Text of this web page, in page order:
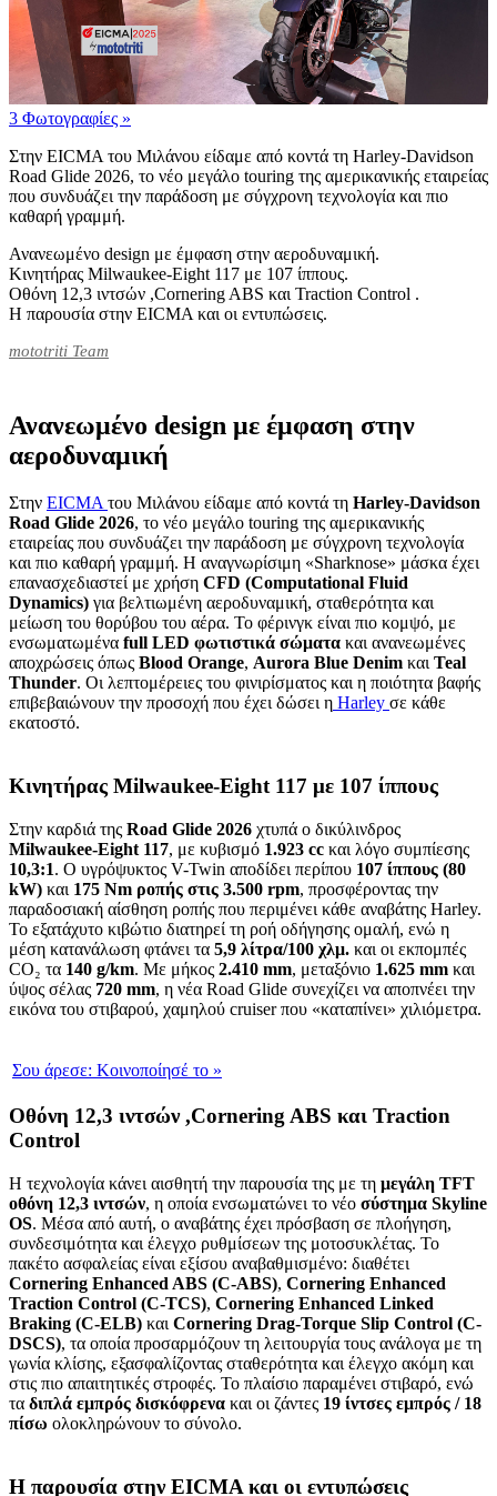
3 Φωτογραφίες »
Στην EICMA του Μιλάνου είδαμε από κοντά τη Harley-Davidson
Road Glide 2026, το νέο μεγάλο touring της αμερικανικής εταιρείας
που συνδυάζει την παράδοση με σύγχρονη τεχνολογία και πιο
καθαρή γραμμή.
Ανανεωμένο design με έμφαση στην αεροδυναμική.
Κινητήρας Milwaukee-Eight 117 με 107 ίππους.
Οθόνη 12,3 ιντσών ,Cornering ABS και Traction Control .
Η παρουσία στην EICMA και οι εντυπώσεις.
mototriti Team
Ανανεωμένο design με έμφαση στην
αεροδυναμική
Στην EICMA του Μιλάνου είδαμε από κοντά τη Harley-Davidson
Road Glide 2026, το νέο μεγάλο touring της αμερικανικής
εταιρείας που συνδυάζει την παράδοση με σύγχρονη τεχνολογία
και πιο καθαρή γραμμή. Η αναγνωρίσιμη «Sharknose» μάσκα έχει
επανασχεδιαστεί με χρήση CFD (Computational Fluid
Dynamics) για βελτιωμένη αεροδυναμική, σταθερότητα και
μείωση του θορύβου του αέρα. Το φέρινγκ είναι πιο κομψό, με
ενσωματωμένα full LED φωτιστικά σώματα και ανανεωμένες
αποχρώσεις όπως Blood Orange, Aurora Blue Denim και Teal
Thunder. Οι λεπτομέρειες του φινιρίσματος και η ποιότητα βαφής
επιβεβαιώνουν την προσοχή που έχει δώσει η Harley σε κάθε
εκατοστό.
Κινητήρας Milwaukee-Eight 117 με 107 ίππους
Στην καρδιά της Road Glide 2026 χτυπά ο δικύλινδρος
Milwaukee-Eight 117, με κυβισμό 1.923 cc και λόγο συμπίεσης
10,3:1. Ο υγρόψυκτος V-Twin αποδίδει περίπου 107 ίππους (80
kW) και 175 Nm ροπής στις 3.500 rpm, προσφέροντας την
παραδοσιακή αίσθηση ροπής που περιμένει κάθε αναβάτης Harley.
Το εξατάχυτο κιβώτιο διατηρεί τη ροή οδήγησης ομαλή, ενώ η
μέση κατανάλωση φτάνει τα 5,9 λίτρα/100 χλμ. και οι εκπομπές
CO₂ τα 140 g/km. Με μήκος 2.410 mm, μεταξόνιο 1.625 mm και
ύψος σέλας 720 mm, η νέα Road Glide συνεχίζει να αποπνέει την
εικόνα του στιβαρού, χαμηλού cruiser που «καταπίνει» χιλιόμετρα.
Σου άρεσε: Κοινοποίησέ το »
Οθόνη 12,3 ιντσών ,Cornering ABS και Traction
Control
Η τεχνολογία κάνει αισθητή την παρουσία της με τη μεγάλη TFT
οθόνη 12,3 ιντσών, η οποία ενσωματώνει το νέο σύστημα Skyline
OS. Μέσα από αυτή, ο αναβάτης έχει πρόσβαση σε πλοήγηση,
συνδεσιμότητα και έλεγχο ρυθμίσεων της μοτοσυκλέτας. Το
πακέτο ασφαλείας είναι εξίσου αναβαθμισμένο: διαθέτει
Cornering Enhanced ABS (C-ABS), Cornering Enhanced
Traction Control (C-TCS), Cornering Enhanced Linked
Braking (C-ELB) και Cornering Drag-Torque Slip Control (C-
DSCS), τα οποία προσαρμόζουν τη λειτουργία τους ανάλογα με τη
γωνία κλίσης, εξασφαλίζοντας σταθερότητα και έλεγχο ακόμη και
στις πιο απαιτητικές στροφές. Το πλαίσιο παραμένει στιβαρό, ενώ
τα διπλά εμπρός δισκόφρενα και οι ζάντες 19 ίντσες εμπρός / 18
πίσω ολοκληρώνουν το σύνολο.
Η παρουσία στην EICMA και οι εντυπώσεις